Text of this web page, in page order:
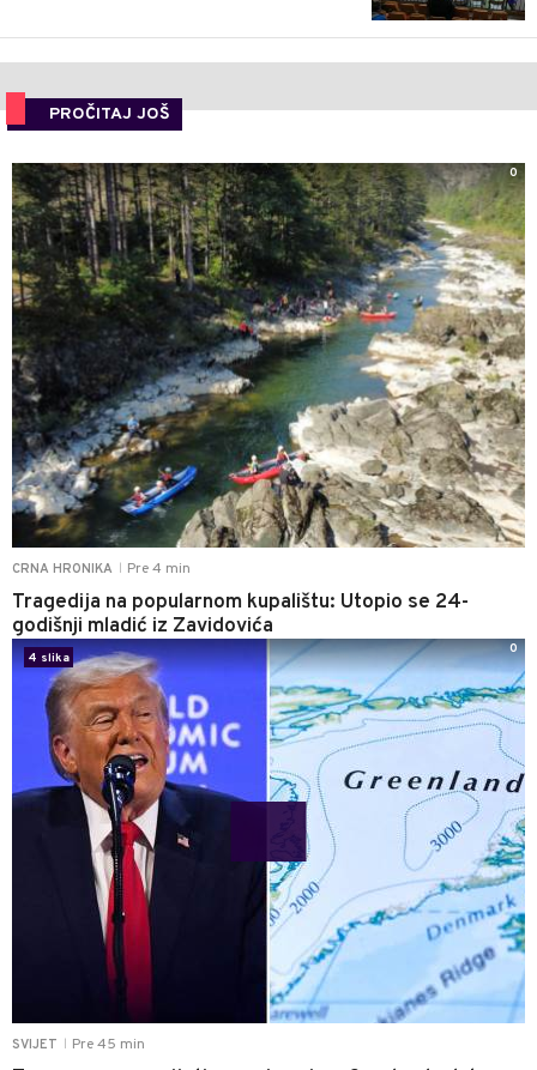
PROČITAJ JOŠ
CRNA HRONIKA Pre 4 min
Tragedija na popularnom kupalištu: Utopio se 24-
godišnji mladić iz Zavidovića
0
SVIJET Pre 45 min
4 slika
0